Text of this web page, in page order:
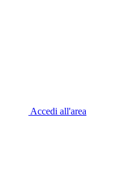
Accedi all'area